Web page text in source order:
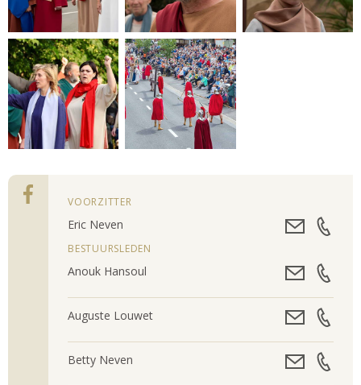
VOORZITTER
Eric Neven
BESTUURSLEDEN
Anouk Hansoul
Auguste Louwet
Betty Neven